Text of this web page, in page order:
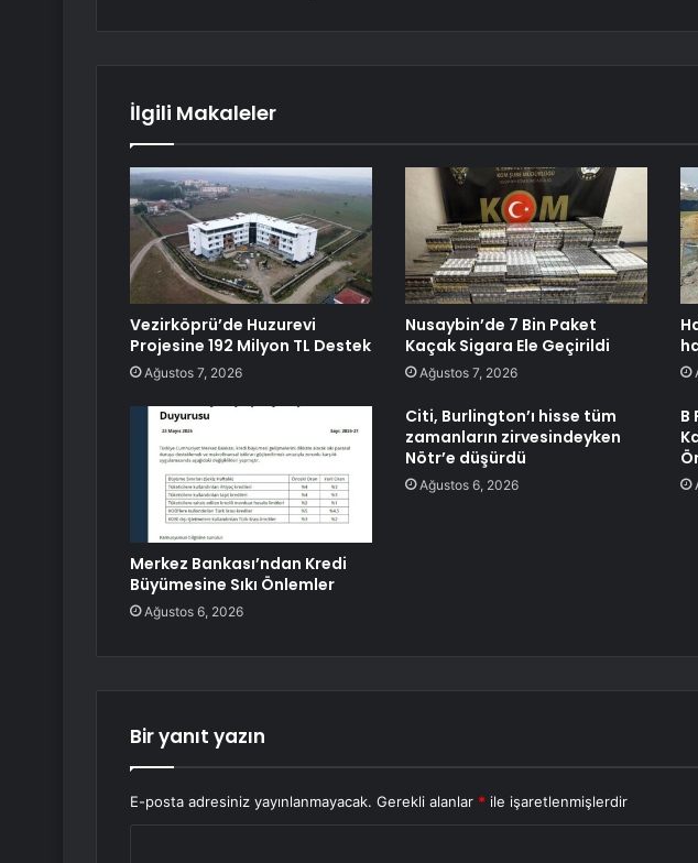
İlgili Makaleler
Vezirköprü’de Huzurevi
Projesine 192 Milyon TL Destek
Ağustos 7, 2026
Nusaybin’de 7 Bin Paket
Kaçak Sigara Ele Geçirildi
Ağustos 7, 2026
Merkez Bankası’ndan Kredi
Büyümesine Sıkı Önlemler
Ağustos 6, 2026
Citi, Burlington’ı hisse tüm
zamanların zirvesindeyken
Nötr’e düşürdü
Ağustos 6, 2026
B
Bir yanıt yazın
E-posta adresiniz yayınlanmayacak. Gerekli alanlar * ile işaretlenmişlerdir